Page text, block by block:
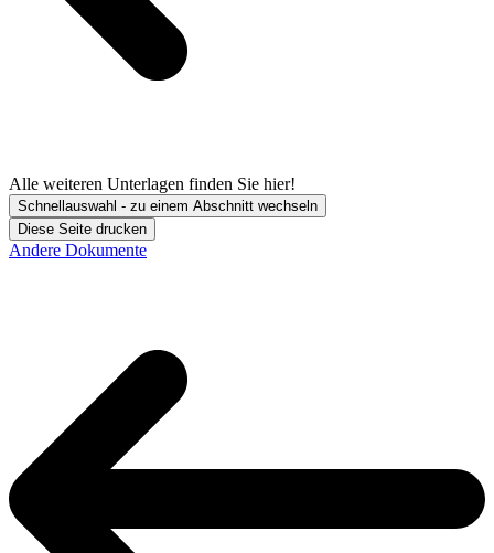
Alle weiteren Unterlagen finden Sie hier!
Schnellauswahl - zu einem Abschnitt wechseln
Diese Seite drucken
Andere Dokumente